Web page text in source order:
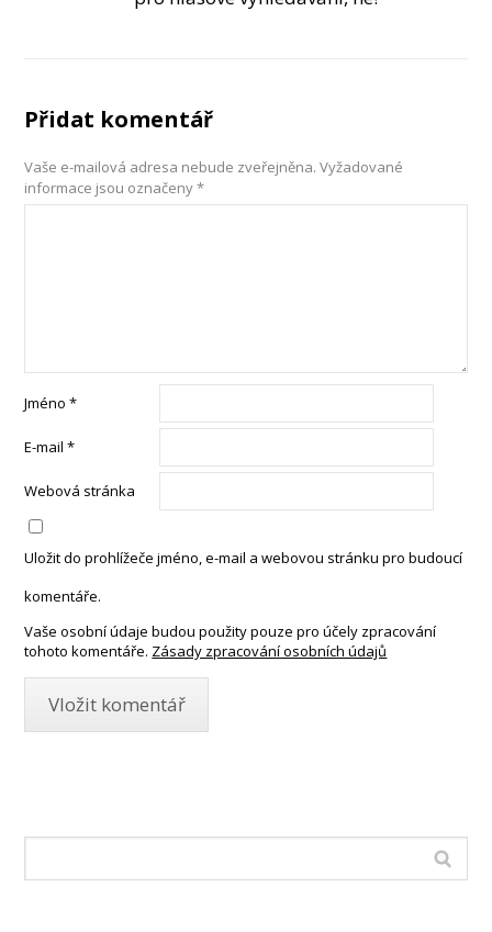
Přidat komentář
Vaše e-mailová adresa nebude zveřejněna. Vyžadované
informace jsou označeny*
Jméno*
E-mail*
Webová stránka
Uložit do prohlížeče jméno, e-mail a webovou stránku pro budoucí
komentáře.
Vaše osobní údaje budou použity pouze pro účely zpracování
tohoto komentáře. Zásady zpracování osobních údajů